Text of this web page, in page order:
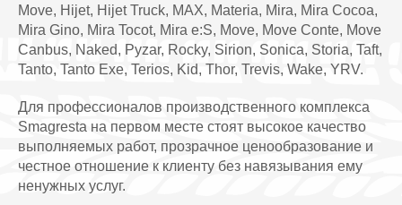
Move, Hijet, Hijet Truck, MAX, Materia, Mira, Mira Cocoa,
Mira Gino, Mira Tocot, Mira e:S, Move, Move Conte, Move
Canbus, Naked, Pyzar, Rocky, Sirion, Sonica, Storia, Taft,
Tanto, Tanto Exe, Terios, Kid, Thor, Trevis, Wake, YRV.
Для профессионалов производственного комплекса
Smagresta на первом месте стоят высокое качество
выполняемых работ, прозрачное ценообразование и
честное отношение к клиенту без навязывания ему
ненужных услуг.